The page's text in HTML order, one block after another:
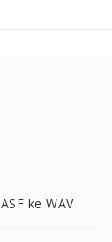
ASF ke WAV